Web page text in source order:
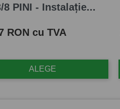
8 PINI - Instalație...
RON cu TVA
ALEGE